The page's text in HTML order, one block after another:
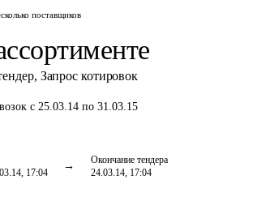
поставщиков
, Запрос котировок
с 25.03.14 по 31.03.15
17:04
Окончание тендера
24.03.14, 17:04